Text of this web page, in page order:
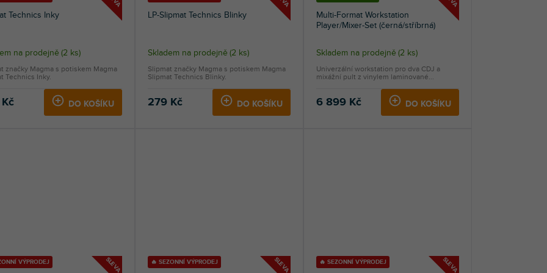
Technics Inky
na prodejně (2 ks)
DO KOŠÍKU
značky Magma s potiskem Magma
Technics Inky.
LP-Slipmat Technics Blinky
Skladem na prodejně (2 ks)
279 Kč DO KOŠÍKU
Slipmat značky Magma s potiskem Magma
Slipmat Technics Blinky.
Multi-Format Workstation
Player/Mixer-Set (černá/stříbrná)
Skladem na prodejně (2 ks)
6 899 Kč DO KOŠÍKU
Univerzální workstation pro dva CDJ a
mixážní pult z vinylem laminované...
SLEVA
VÝPRODEJ SLEVA
🔥 SEZONNÍ VÝPRODEJ SLEVA
🔥 SEZONNÍ VÝPRODEJ